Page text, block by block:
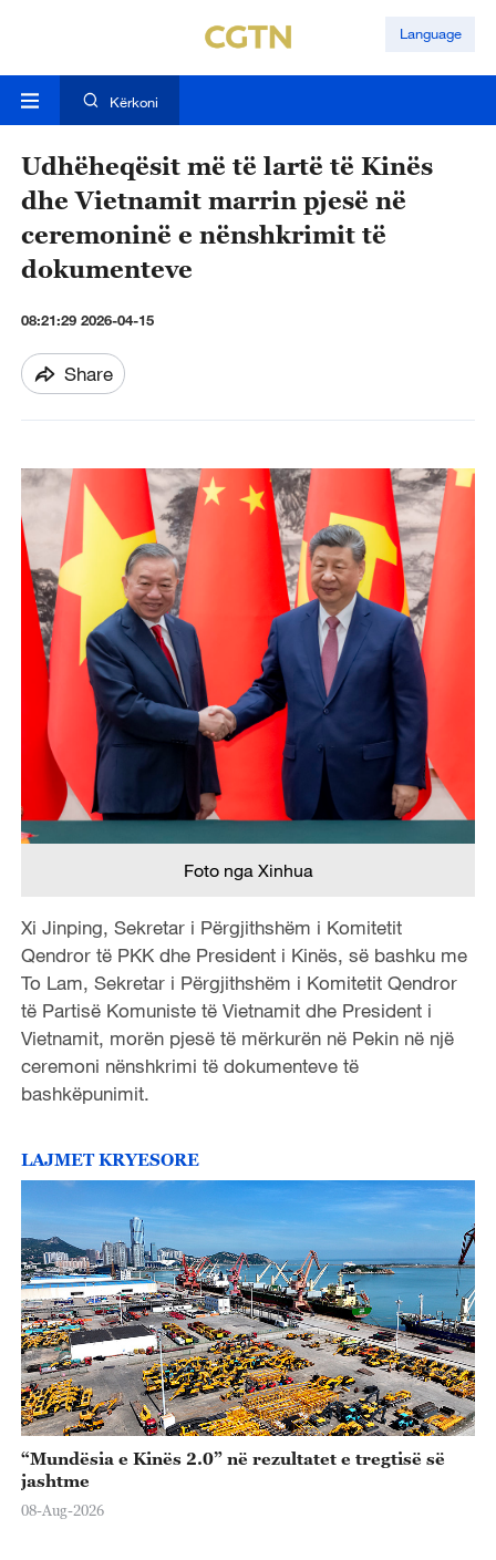
Language
Kërkoni
Udhëheqësit më të lartë të Kinës
dhe Vietnamit marrin pjesë në
ceremoninë e nënshkrimit të
dokumenteve
08:21:29 2026-04-15
Share
Foto nga Xinhua
Xi Jinping, Sekretar i Përgjithshëm i Komitetit
Qendror të PKK dhe President i Kinës, së bashku me
To Lam, Sekretar i Përgjithshëm i Komitetit Qendror
të Partisë Komuniste të Vietnamit dhe President i
Vietnamit, morën pjesë të mërkurën në Pekin në një
ceremoni nënshkrimi të dokumenteve të
bashkëpunimit.
LAJMET KRYESORE
“Mundësia e Kinës 2.0” në rezultatet e tregtisë së
jashtme
08-Aug-2026